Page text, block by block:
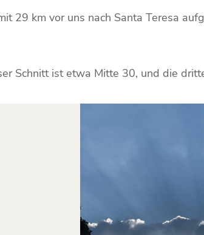
29 km vor uns nach Santa Teresa
Schnitt ist etwa Mitte 30, und die